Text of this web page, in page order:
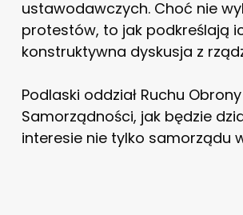
ustawodawczych. Choć nie
protestów, to jak podkreślają
konstruktywna dyskusja z
Podlaski oddział Ruchu
Samorządności, jak będzie
interesie nie tylko samorządu